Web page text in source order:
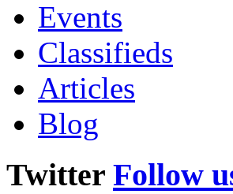
Events
Classifieds
Articles
Blog
Twitter Follow